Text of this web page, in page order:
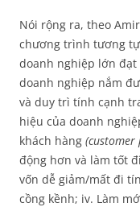
Nói rộng ra, theo
chương trình tương
doanh nghiệp lớn
doanh nghiệp nắm
và duy trì tính cạnh
hiệu của doanh
khách hàng (customer
động hơn và làm tốt
vốn dễ giảm/mất đi
cồng kềnh; iv. Làm